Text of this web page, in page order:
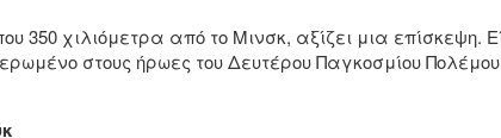
350 χιλιόμετρα από το Μινσκ, αξίζει μια επίσκεψη.
στους ήρωες του Δευτέρου Παγκοσμίου